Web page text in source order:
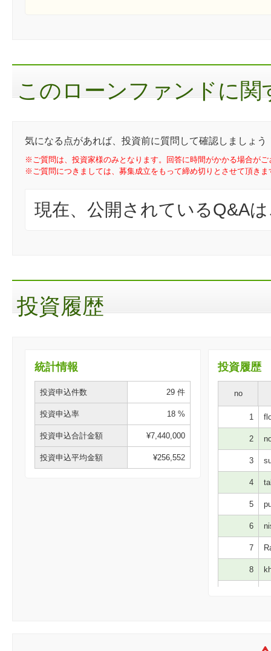
このローンファンドに関
気になる点があれば、投資前に質問して確認しましょう
※ご質問は、投資家様のみとなります。回答に時間がかかる場合が
※ご質問につきましては、募集成立をもって締め切りとさせて頂きま
現在、公開されているQ&A
投資履歴
投資履歴
no
1
2
3
4
5
6
7
8
統計情報
投資申込件数 29 件
投資申込率 18 %
投資申込合計金額 ¥7,440,000
投資申込平均金額 ¥256,552